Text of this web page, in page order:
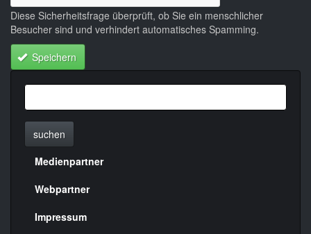
Diese Sicherheitsfrage überprüft, ob Sie ein menschlicher
Besucher sind und verhindert automatisches Spamming.
Speichern
suchen
Menülinks
rechte
Seite
Medienpartner
Webpartner
Impressum